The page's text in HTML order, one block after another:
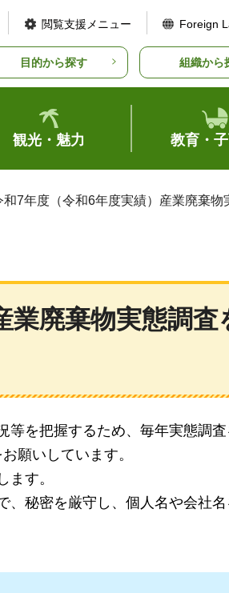
閲覧支援メニュー Foreign
目的から探す 組織から
観光・魅力 教育・
和7年度（令和6年度実績）産業廃棄物
廃棄物実態調査
等を把握するため、毎年実態調
願いしています。
す。
秘密を厳守し、個人名や会社